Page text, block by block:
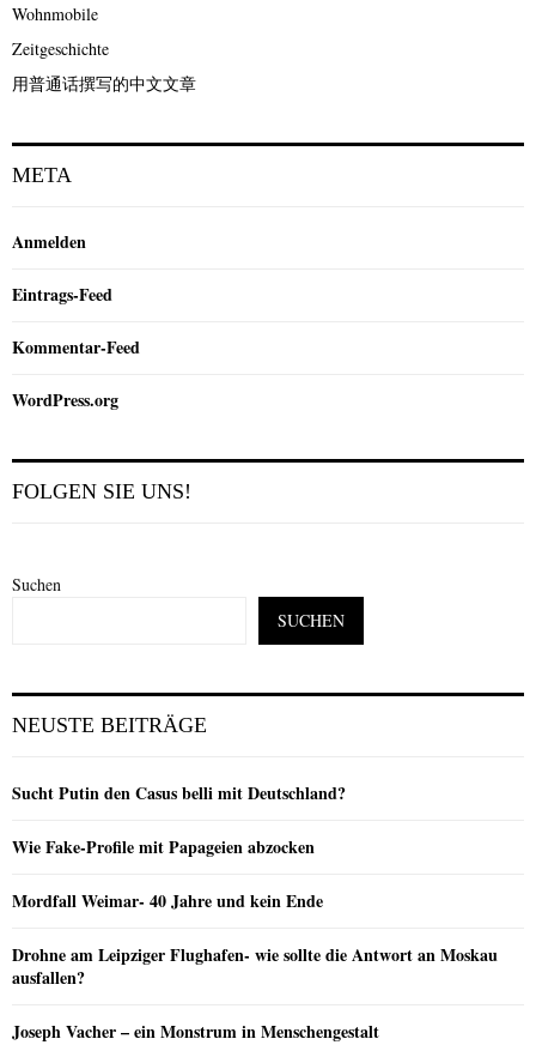
Wohnmobile
Zeitgeschichte
用普通话撰写的中文文章
META
Anmelden
Eintrags-Feed
Kommentar-Feed
WordPress.org
FOLGEN SIE UNS!
Suchen
SUCHEN
NEUSTE BEITRÄGE
Sucht Putin den Casus belli mit Deutschland?
Wie Fake-Profile mit Papageien abzocken
Mordfall Weimar- 40 Jahre und kein Ende
Drohne am Leipziger Flughafen- wie sollte die Antwort an Moskau
ausfallen?
Joseph Vacher – ein Monstrum in Menschengestalt